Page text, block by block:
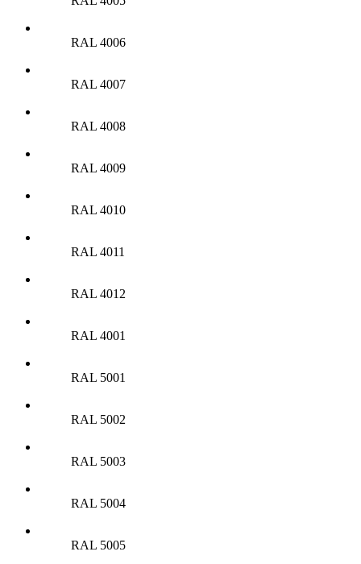
RAL 4006
RAL 4007
RAL 4008
RAL 4009
RAL 4010
RAL 4011
RAL 4012
RAL 4001
RAL 5001
RAL 5002
RAL 5003
RAL 5004
RAL 5005